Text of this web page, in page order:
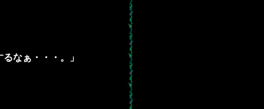
なぁ・・・。」